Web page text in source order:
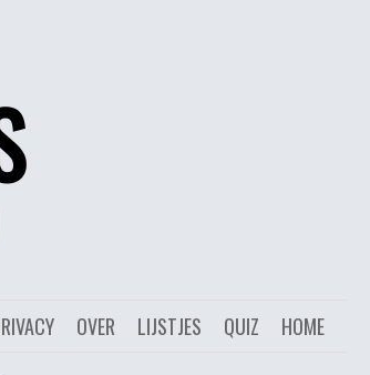
HOME
QUIZ
LIJSTJES
OVER